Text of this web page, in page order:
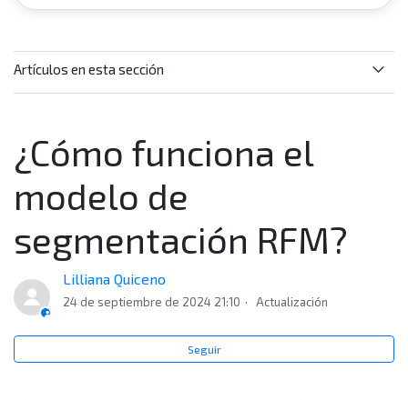
Artículos en esta sección
Cumplo los requisitos para usar la sección Mis
segmentos RFM, pero no encuentro datos en el
reporte, ¿por qué?
¿Cómo puedo tener el reporte de Mis segmentos
¿Cómo se clasifican los clientes en el modelo RFM?
¿Cómo funciona el modelo de segmentación RFM?
¿Cómo funciona el
modelo de
segmentación RFM?
Lilliana Quiceno
24 de septiembre de 2024 21:10 Actualización
Seguir